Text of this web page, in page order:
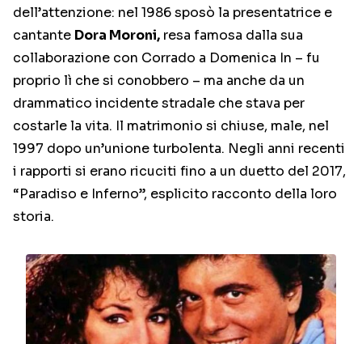
dell’attenzione: nel 1986 sposò la presentatrice e
cantante Dora Moroni, resa famosa dalla sua
collaborazione con Corrado a Domenica In – fu
proprio lì che si conobbero – ma anche da un
drammatico incidente stradale che stava per
costarle la vita. Il matrimonio si chiuse, male, nel
1997 dopo un’unione turbolenta. Negli anni recenti
i rapporti si erano ricuciti fino a un duetto del 2017,
“Paradiso e Inferno”, esplicito racconto della loro
storia.